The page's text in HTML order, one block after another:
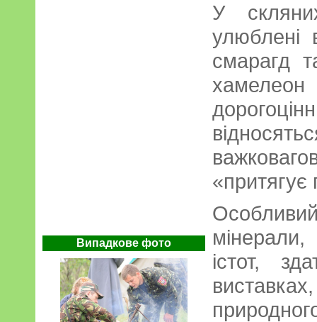
Випадкове фото
У
улюблені
смарагд
«притягує
істот,